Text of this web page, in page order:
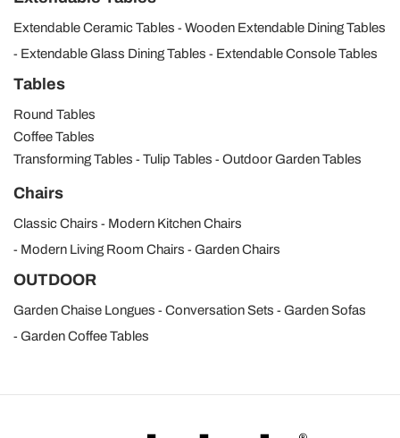
Extendable Ceramic Tables
Wooden Extendable Dining Tables
Extendable Glass Dining Tables
Extendable Console Tables
Tables
Round Tables
Coffee Tables
Transforming Tables
Tulip Tables Outdoor Garden Tables
Chairs
Classic Chairs
Modern Kitchen Chairs
Modern Living Room Chairs
Garden Chairs
OUTDOOR
Garden Chaise Longues Conversation Sets
Garden Sofas
Garden Coffee Tables